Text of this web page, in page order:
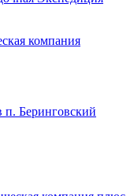
компания
п. Беринговский